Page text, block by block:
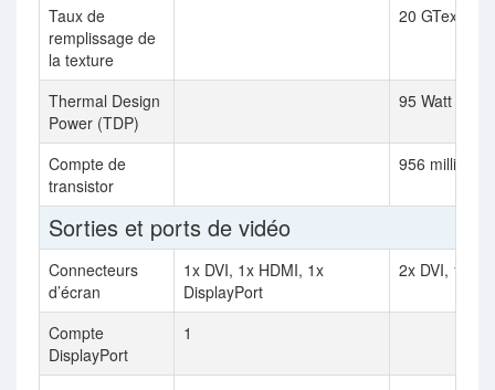
Taux de
remplissage de
la texture
20 GTexel / s
Thermal Design
Power (TDP)
95 Watt
Compte de
transistor
956 million
Sorties et ports de vidéo
Connecteurs
d’écran
1x DVI, 1x HDMI, 1x
DisplayPort
2x DVI, 1x S-
Compte
DisplayPort
1